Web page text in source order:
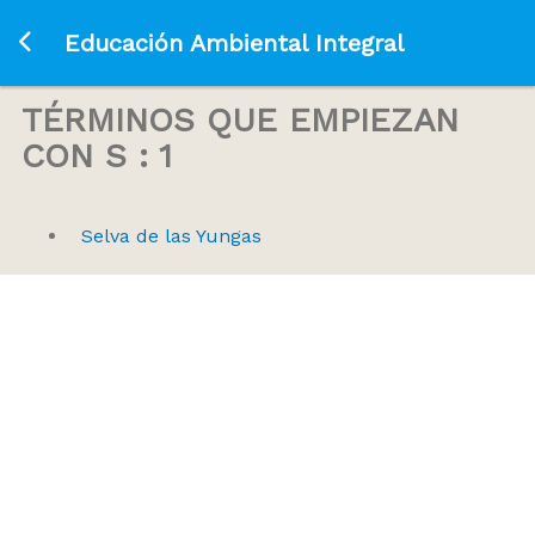
Ir a la página principal
Educación Ambiental Integral
TÉRMINOS QUE EMPIEZAN
CON S : 1
Selva de las Yungas